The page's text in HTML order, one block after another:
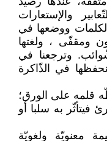
والإستعارات
ووضعها في
ومقفّى ، ولغتها
وترجعنا في
في الذّاكرة
قلمه على الورق؛
فيتأثّر به سلبا أو
معنويّة ولغويّة